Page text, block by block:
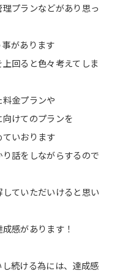
プランなどがあり思っ
があります
回ると色々考えてしま
金プランや
けてのプランを
いおります
話をしながらするので
ていただいけると思い
感があります！
続ける為には、達成感